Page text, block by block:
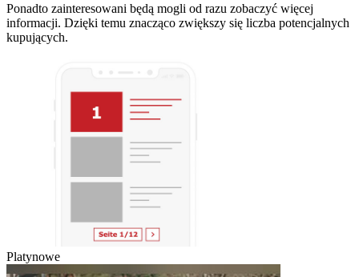
Ponadto zainteresowani będą mogli od razu zobaczyć więcej
informacji. Dzięki temu znacząco zwiększy się liczba potencjalnych
kupujących.
Platynowe